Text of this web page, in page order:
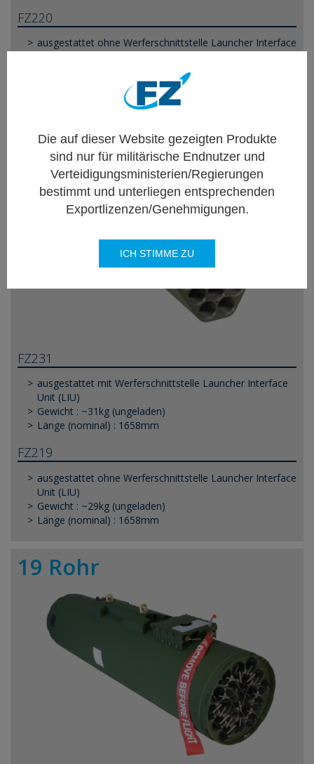
FZ220
ausgestattet ohne Werferschnittstelle Launcher Interface
Länge (nominal) : 1653 mm
12 Rohr
FZ231
ausgestattet mit Werferschnittstelle Launcher Interface
Unit (LIU)
Gewicht : ~31kg (ungeladen)
Länge (nominal) : 1658mm
FZ219
ausgestattet ohne Werferschnittstelle Launcher Interface
Unit (LIU)
Gewicht : ~29kg (ungeladen)
Länge (nominal) : 1658mm
19 Rohr
Die auf dieser Website gezeigten Produkte
sind nur für militärische Endnutzer und
Verteidigungsministerien/Regierungen
bestimmt und unterliegen entsprechenden
Exportlizenzen/Genehmigungen.
ICH STIMME ZU